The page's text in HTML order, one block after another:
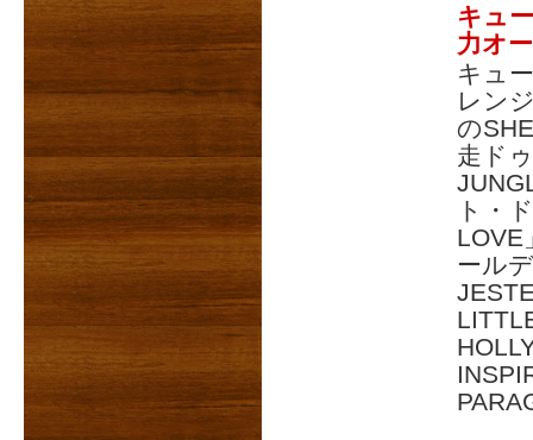
キュ
力オ
キュ
レン
の
走ド
ト・
LOVE
ール